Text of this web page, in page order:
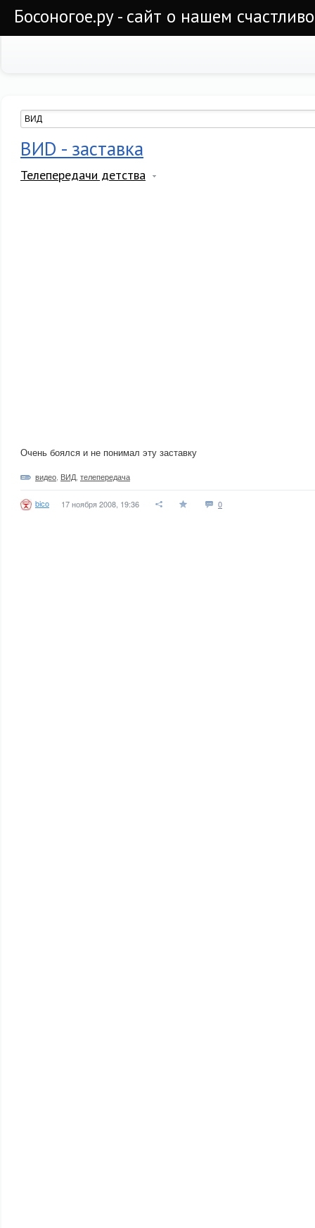
Босоногое.ру - сайт о нашем
ВИD - заставка
Телепередачи детства
Очень боялся и не понимал эту заставку
видео ВИД телепередача
bico 17 ноября 2008, 19:36 0